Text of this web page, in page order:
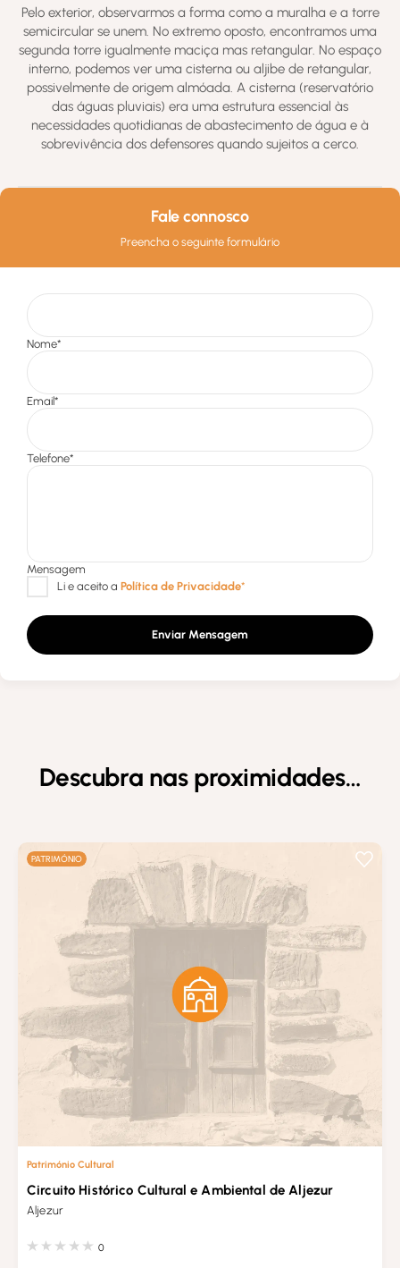
Pelo exterior, observarmos a forma como a muralha e a torre
semicircular se unem. No extremo oposto, encontramos uma
segunda torre igualmente maciça mas retangular. No espaço
interno, podemos ver uma cisterna ou aljibe de retangular,
possivelmente de origem almóada. A cisterna (reservatório
das águas pluviais) era uma estrutura essencial às
necessidades quotidianas de abastecimento de água e à
sobrevivência dos defensores quando sujeitos a cerco.
Fale connosco
Preencha o seguinte formulário
Enviar Mensagem
Descubra nas proximidades…
PATRIMÓNIO
Património Cultural
Circuito Histórico Cultural e Ambiental de Aljezur
Aljezur
0